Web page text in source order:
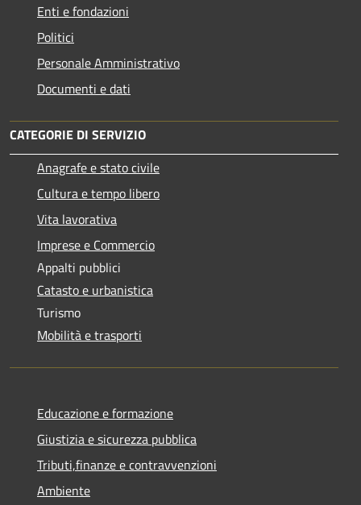
Enti e fondazioni
Politici
Personale Amministrativo
Documenti e dati
CATEGORIE DI SERVIZIO
Anagrafe e stato civile
Cultura e tempo libero
Vita lavorativa
Imprese e Commercio
Appalti pubblici
Catasto e urbanistica
Turismo
Mobilità e trasporti
Educazione e formazione
Giustizia e sicurezza pubblica
Tributi,finanze e contravvenzioni
Ambiente